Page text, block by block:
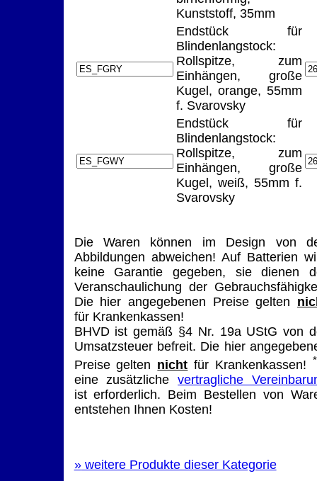
Kunststoff, 35mm
Endstück für
Blindenlangstock:
Rollspitze, zum
Einhängen, große
Kugel, orange, 55mm
f. Svarovsky
Endstück für
Blindenlangstock:
Rollspitze, zum
Einhängen, große
Kugel, weiß, 55mm f.
Svarovsky
Die Waren können im Design von
Abbildungen abweichen! Auf Batterien
keine Garantie gegeben, sie dienen
Veranschaulichung der
Die hier angegebenen Preise gelten
für Krankenkassen!
BHVD ist gemäß §4 Nr. 19a UStG von
Umsatzsteuer befreit. Die hier
Preise gelten nicht für Krankenkassen!
eine zusätzlichevertragliche
ist erforderlich. Beim Bestellen von
entstehen Ihnen Kosten!
»weitere Produkte dieser Kategorie